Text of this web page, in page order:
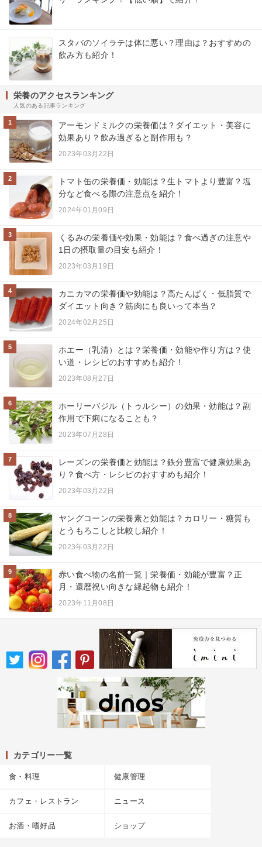
スタバのソイラテは体に悪い？理由は？おすすめの
飲み方も紹介！
栄養のアクセスランキング
人気のある記事ランキング
1
アーモンドミルクの栄養価は？ダイエット・美容に
効果あり？飲み過ぎると副作用も？
2023年03月22日
2
トマト缶の栄養価・効能は？生トマトより豊富？塩
分など食べる際の注意点を紹介！
2024年01月09日
3
くるみの栄養価や効果・効能は？食べ過ぎの注意や
1日の摂取量の目安も紹介！
2023年03月19日
4
カニカマの栄養価や効能は？高たんぱく・低脂質で
ダイエット向き？筋肉にも良いって本当？
2024年02月25日
5
ホエー（乳清）とは？栄養価・効能や作り方は？使
い道・レシピのおすすめも紹介！
2023年08月27日
6
ホーリーバジル（トゥルシー）の効果・効能は？副
作用で下痢になることも？
2023年07月28日
7
レーズンの栄養価と効能は？鉄分豊富で健康効果あ
り？食べ方・レシピのおすすめも紹介！
2023年03月22日
8
ヤングコーンの栄養素と効能は？カロリー・糖質も
とうもろこしと比較し紹介！
2023年03月22日
9
赤い食べ物の名前一覧｜栄養価・効能が豊富？正
月・還暦祝い向きな縁起物も紹介！
2023年11月08日
カテゴリー一覧
食・料理 健康管理
カフェ・レストラン ニュース
お酒・嗜好品 ショップ